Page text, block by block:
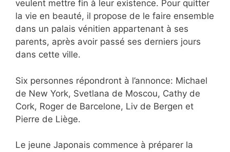
veulent mettre fin à leur existence. Pour quitter
la vie en beauté, il propose de le faire ensemble
dans un palais vénitien appartenant à ses
parents, après avoir passé ses derniers jours
dans cette ville.
Six personnes répondront à l’annonce: Michael
de New York, Svetlana de Moscou, Cathy de
Cork, Roger de Barcelone, Liv de Bergen et
Pierre de Liège.
Le jeune Japonais commence à préparer la